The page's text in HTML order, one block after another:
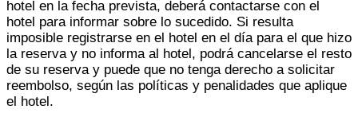
hotel en la fecha prevista, deberá contactarse con el
hotel para informar sobre lo sucedido. Si resulta
imposible registrarse en el hotel en el día para el que hizo
la reserva y no informa al hotel, podrá cancelarse el resto
de su reserva y puede que no tenga derecho a solicitar
reembolso, según las políticas y penalidades que aplique
el hotel.